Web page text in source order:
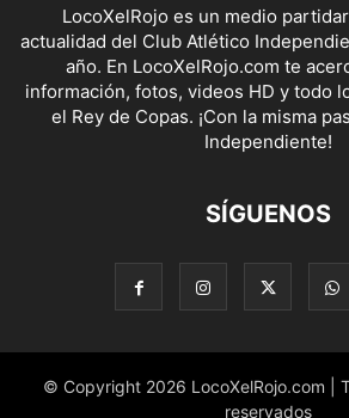
LocoXelRojo es un medio
actualidad del Club Atlético
año. En LocoXelRojo.com te
información, fotos, videos HD y todo
el Rey de Copas. ¡Con la misma
Independiente!
SÍGUENOS
© Copyright 2026 LocoXelRojo.com |
reservados